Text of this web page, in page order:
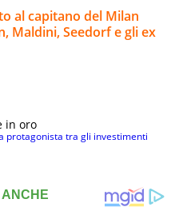
al capitano del Milan
Maldini, Seedorf e gli ex
in oro
protagonista tra gli investimenti